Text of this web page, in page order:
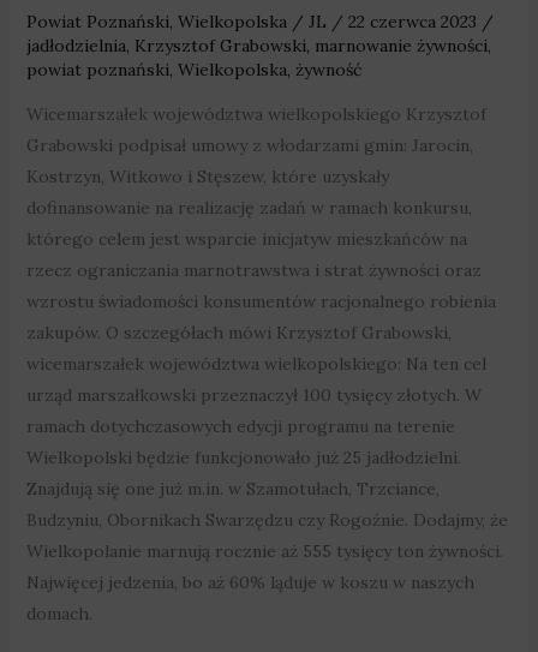
Powiat Poznański, Wielkopolska/ JL / 22 czerwca 2023 /
jadłodzielnia, Krzysztof Grabowski, marnowanie żywności,
powiat poznański, Wielkopolska, żywność
Wicemarszałek województwa wielkopolskiego Krzysztof
Grabowski podpisał umowy z włodarzami gmin: Jarocin,
Kostrzyn, Witkowo i Stęszew, które uzyskały
dofinansowanie na realizację zadań w ramach konkursu,
którego celem jest wsparcie inicjatyw mieszkańców na
rzecz ograniczania marnotrawstwa i strat żywności oraz
wzrostu świadomości konsumentów racjonalnego robienia
zakupów. O szczegółach mówi Krzysztof Grabowski,
wicemarszałek województwa wielkopolskiego: Na ten cel
urząd marszałkowski przeznaczył 100 tysięcy złotych. W
ramach dotychczasowych edycji programu na terenie
Wielkopolski będzie funkcjonowało już 25 jadłodzielni.
Znajdują się one już m.in. w Szamotułach, Trzciance,
Budzyniu, Obornikach Swarzędzu czy Rogoźnie. Dodajmy, że
Wielkopolanie marnują rocznie aż 555 tysięcy ton żywności.
Najwięcej jedzenia, bo aż 60% ląduje w koszu w naszych
domach.